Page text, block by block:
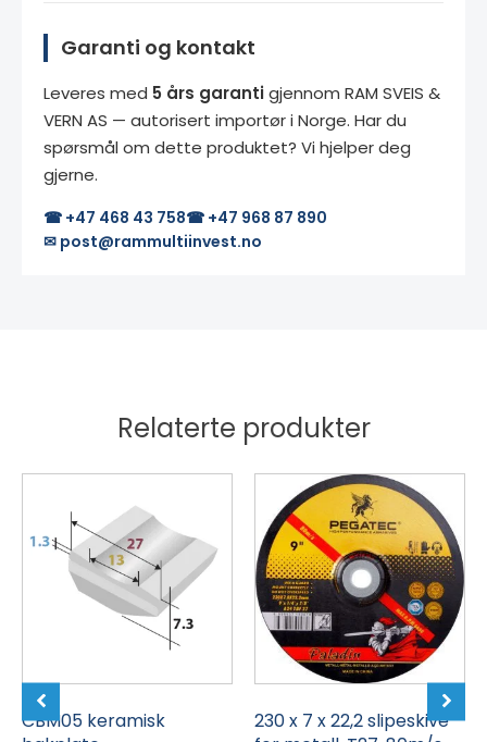
Garanti og kontakt
Leveres med 5 års garantigjennom RAM SVEIS &
VERN AS — autorisert importør i Norge. Har du
spørsmål om dette produktet? Vi hjelper deg
gjerne.
☎ +47 468 43 758☎ +47 968 87 890
✉ post@rammultiinvest.no
Relaterte produkter
CBM05 keramisk
230 x 7 x 22,2 slipeskive